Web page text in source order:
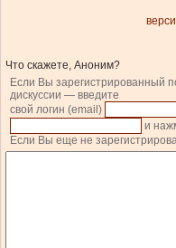
Что скажете, Аноним?
Если Вы зарегистрированный
дискуссии — введите
свой логин (email)
и
Если Вы еще не